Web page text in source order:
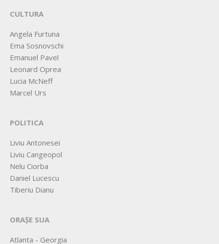
CULTURA
Angela Furtuna
Ema Sosnovschi
Emanuel Pavel
Leonard Oprea
Lucia McNeff
Marcel Urs
POLITICA
Liviu Antonesei
Liviu Cangeopol
Nelu Ciorba
Daniel Lucescu
Tiberiu Dianu
ORAȘE SUA
Atlanta - Georgia